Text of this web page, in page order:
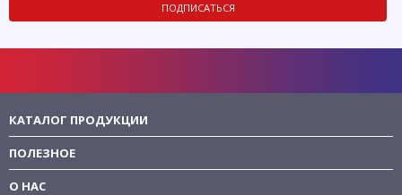
ПОДПИСАТЬСЯ
КАТАЛОГ ПРОДУКЦИИ
ПОЛЕЗНОЕ
О НАС